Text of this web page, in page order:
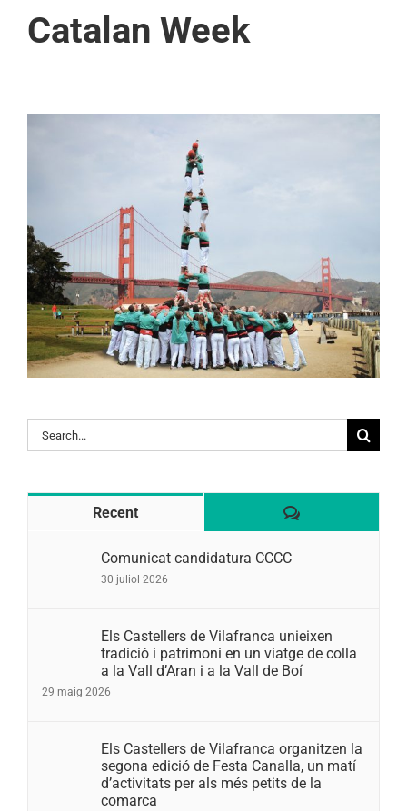
Catalan Week
Search
for:
Recent Comentaris
Comunicat candidatura CCCC
30 juliol 2026
Els Castellers de Vilafranca unieixen
tradició i patrimoni en un viatge de colla
a la Vall d’Aran i a la Vall de Boí
29 maig 2026
Els Castellers de Vilafranca organitzen la
segona edició de Festa Canalla, un matí
d’activitats per als més petits de la
comarca